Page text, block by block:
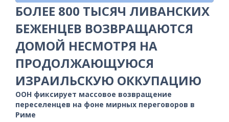
БОЛЕЕ 800 ТЫСЯЧ ЛИВАНСКИХ
БЕЖЕНЦЕВ ВОЗВРАЩАЮТСЯ
ДОМОЙ НЕСМОТРЯ НА
ПРОДОЛЖАЮЩУЮСЯ
ИЗРАИЛЬСКУЮ ОККУПАЦИЮ
ООН фиксирует массовое возвращение
переселенцев на фоне мирных переговоров в
Риме